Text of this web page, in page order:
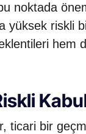
noktada
yüksek riskli
hem
ticari bir